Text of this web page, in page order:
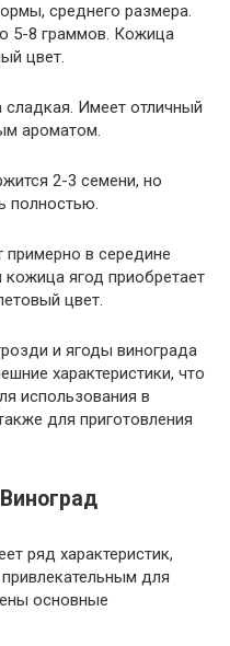
среднего размера.
5-8 граммов. Кожица
цвет.
сладкая. Имеет отличный
ароматом.
2-3 семени, но
полностью.
в середине
ягод приобретает
цвет.
и ягоды винограда
характеристики, что
использования в
для приготовления
ряд характеристик,
для
основные